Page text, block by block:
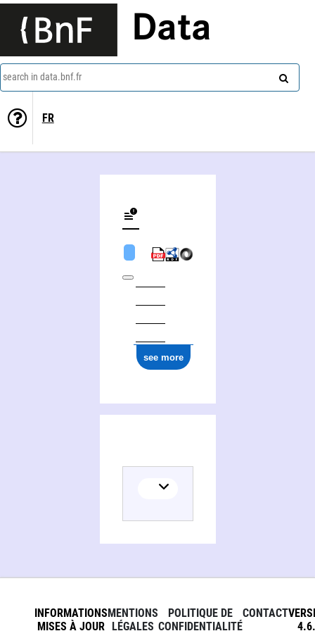
Data
search in data.bnf.fr
FR
see more
INFORMATIONS
MISES À JOUR
MENTIONS
LÉGALES
POLITIQUE DE
CONFIDENTIALITÉ
CONTACT